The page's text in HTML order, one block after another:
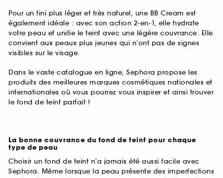
Pour un fini plus léger et très naturel, une BB Cream est
également idéale : avec son action 2-en-1, elle hydrate
votre peau et unifie le teint avec une légère couvrance. Elle
convient aux peaux plus jeunes qui n’ont pas de signes
visibles sur le visage.
Dans le vaste catalogue en ligne, Sephora propose les
produits des meilleures marques cosmétiques nationales et
internationales où vous pourrez vous inspirer et ainsi trouver
le fond de teint parfait !
La bonne couvrance du fond de teint pour chaque
type de peau
Choisir un fond de teint n’a jamais été aussi facile avec
Sephora. Même lorsque la peau présente des imperfections